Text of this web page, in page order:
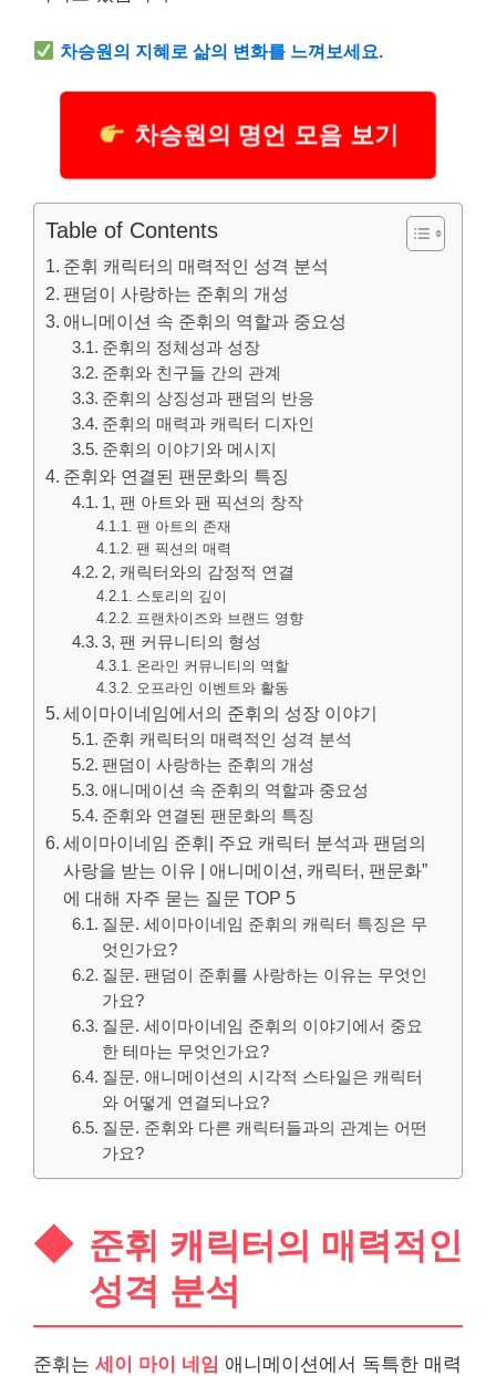
차승원의 지혜로 삶의 변화를 느껴보세요.
차승원의 명언 모음 보기
Table of Contents
준휘 캐릭터의 매력적인 성격 분석
팬덤이 사랑하는 준휘의 개성
애니메이션 속 준휘의 역할과 중요성
준휘의 정체성과 성장
준휘와 친구들 간의 관계
준휘의 상징성과 팬덤의 반응
준휘의 매력과 캐릭터 디자인
준휘의 이야기와 메시지
준휘와 연결된 팬문화의 특징
1, 팬 아트와 팬 픽션의 창작
팬 아트의 존재
팬 픽션의 매력
2, 캐릭터와의 감정적 연결
스토리의 깊이
프랜차이즈와 브랜드 영향
3, 팬 커뮤니티의 형성
온라인 커뮤니티의 역할
오프라인 이벤트와 활동
세이마이네임에서의 준휘의 성장 이야기
준휘 캐릭터의 매력적인 성격 분석
팬덤이 사랑하는 준휘의 개성
애니메이션 속 준휘의 역할과 중요성
준휘와 연결된 팬문화의 특징
세이마이네임 준휘| 주요 캐릭터 분석과 팬덤의
사랑을 받는 이유 | 애니메이션, 캐릭터, 팬문화”
에 대해 자주 묻는 질문 TOP 5
질문. 세이마이네임 준휘의 캐릭터 특징은 무
엇인가요?
질문. 팬덤이 준휘를 사랑하는 이유는 무엇인
가요?
질문. 세이마이네임 준휘의 이야기에서 중요
한 테마는 무엇인가요?
질문. 애니메이션의 시각적 스타일은 캐릭터
와 어떻게 연결되나요?
질문. 준휘와 다른 캐릭터들과의 관계는 어떤
가요?
준휘 캐릭터의 매력적인
성격 분석
준휘는 세이 마이 네임 애니메이션에서 독특한 매력